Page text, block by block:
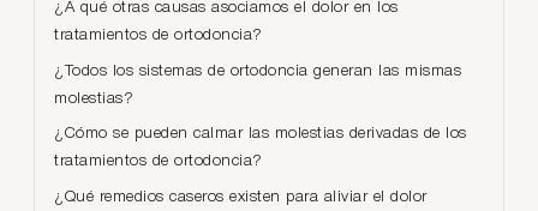
¿A qué otras causas asociamos el dolor en los
tratamientos de ortodoncia?
¿Todos los sistemas de ortodoncia generan las mismas
molestias?
¿Cómo se pueden calmar las molestias derivadas de los
tratamientos de ortodoncia?
¿Qué remedios caseros existen para aliviar el dolor